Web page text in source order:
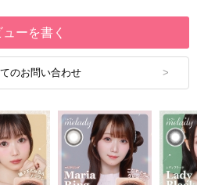
ューを書く
のお問い合わせ